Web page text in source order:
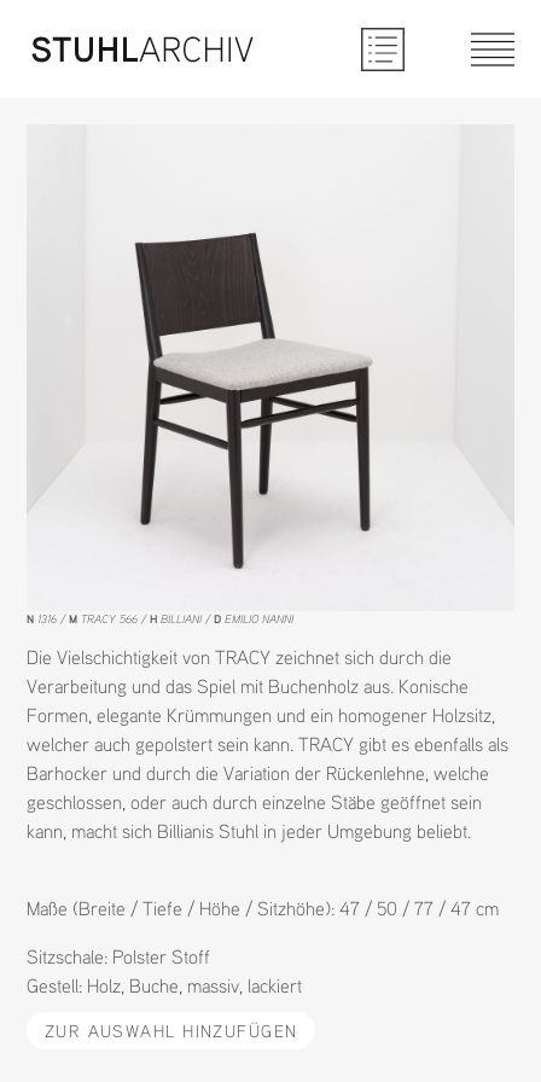
N 1316 M TRACY 566 H BILLIANI D EMILIO NANNI
Die Vielschichtigkeit von TRACY zeichnet sich durch die
Verarbeitung und das Spiel mit Buchenholz aus. Konische
Formen, elegante Krümmungen und ein homogener Holzsitz,
welcher auch gepolstert sein kann. TRACY gibt es ebenfalls als
Barhocker und durch die Variation der Rückenlehne, welche
geschlossen, oder auch durch einzelne Stäbe geöffnet sein
kann, macht sich Billianis Stuhl in jeder Umgebung beliebt.
Maße (Breite / Tiefe / Höhe / Sitzhöhe): 47 / 50 / 77 / 47 cm
Sitzschale: Polster Stoff
Gestell: Holz, Buche, massiv, lackiert